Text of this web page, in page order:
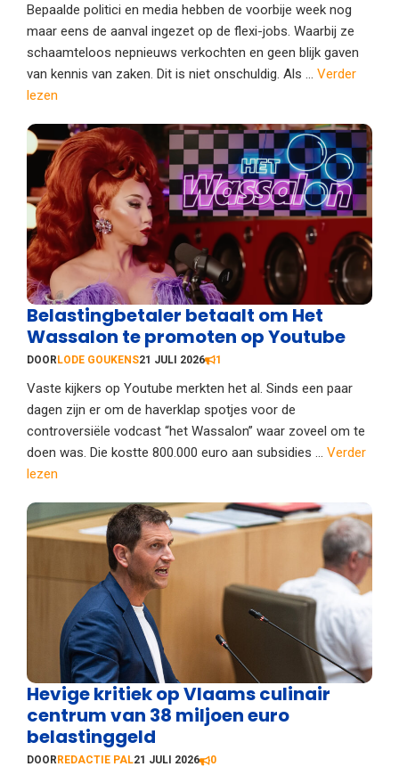
Bepaalde politici en media hebben de voorbije week nog
maar eens de aanval ingezet op de flexi-jobs. Waarbij ze
schaamteloos nepnieuws verkochten en geen blijk gaven
van kennis van zaken. Dit is niet onschuldig. Als ... Verder
lezen
Belastingbetaler betaalt om Het
Wassalon te promoten op Youtube
DOOR LODE GOUKENS21 JULI 2026 1
Vaste kijkers op Youtube merkten het al. Sinds een paar
dagen zijn er om de haverklap spotjes voor de
controversiële vodcast “het Wassalon” waar zoveel om te
doen was. Die kostte 800.000 euro aan subsidies ... Verder
lezen
Hevige kritiek op Vlaams culinair
centrum van 38 miljoen euro
belastinggeld
DOOR REDACTIE PAL21 JULI 2026 0